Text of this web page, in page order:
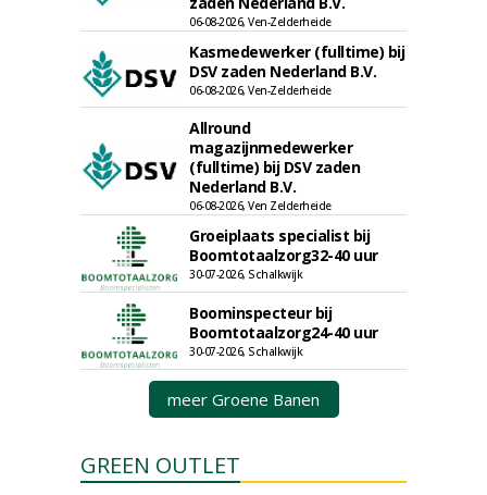
06-08-2026, Ven-Zelderheide
Kasmedewerker (fulltime) bij
DSV zaden Nederland B.V.
06-08-2026, Ven-Zelderheide
Allround
magazijnmedewerker
(fulltime) bij DSV zaden
Nederland B.V.
06-08-2026, Ven Zelderheide
Groeiplaats specialist bij
Boomtotaalzorg32-40 uur
30-07-2026, Schalkwijk
Boominspecteur bij
Boomtotaalzorg24-40 uur
30-07-2026, Schalkwijk
meer Groene Banen
GREEN OUTLET